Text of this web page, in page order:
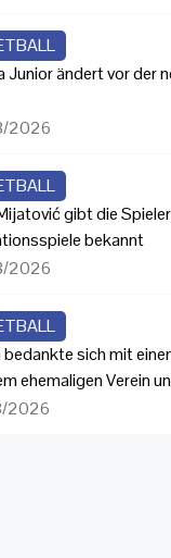
Junior ändert vor der
2026
gibt die
bekannt
2026
sich mit
ehemaligen Verein
2026